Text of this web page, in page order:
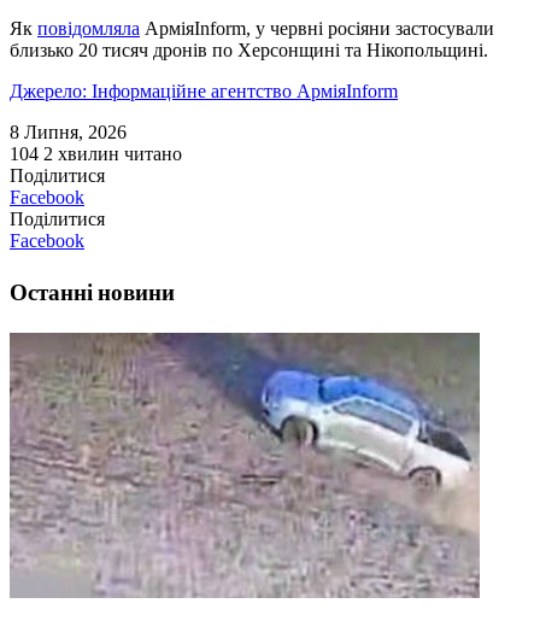
Як повідомляла АрміяInform, у червні росіяни застосували
близько 20 тисяч дронів по Херсонщині та Нікопольщині.
Джерело: Інформаційне агентство АрміяInform
8 Липня, 2026
104 2 хвилин читано
Поділитися
Facebook
Поділитися
Facebook
Останні новини